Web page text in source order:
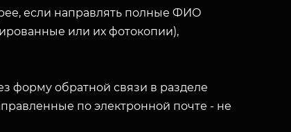
если направлять полные ФИО
или их фотокопии),
форму обратной связи в разделе
по электронной почте - не